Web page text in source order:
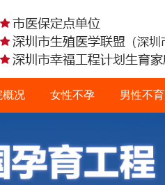
概况 女性不孕 男性不育